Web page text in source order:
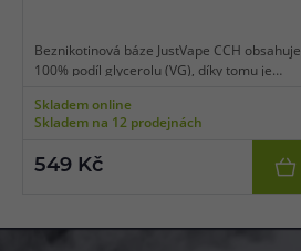
Beznikotinová báze JustVape CCH obsahuje
100% podíl glycerolu (VG), díky tomu je
používané pro extrémní tvorbu páry a
získání té nejlepší chuti. Bázi lze smíchat s
či salt boostery.
Skladem online
Skladem na 12 prodejnách
549 Kč